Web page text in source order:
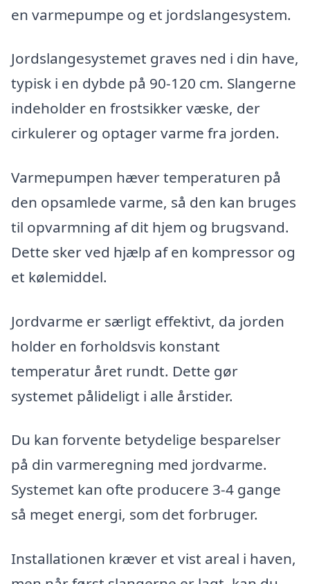
en varmepumpe og et jordslangesystem.
Jordslangesystemet graves ned i din have,
typisk i en dybde på 90-120 cm. Slangerne
indeholder en frostsikker væske, der
cirkulerer og optager varme fra jorden.
Varmepumpen hæver temperaturen på
den opsamlede varme, så den kan bruges
til opvarmning af dit hjem og brugsvand.
Dette sker ved hjælp af en kompressor og
et kølemiddel.
Jordvarme er særligt effektivt, da jorden
holder en forholdsvis konstant
temperatur året rundt. Dette gør
systemet pålideligt i alle årstider.
Du kan forvente betydelige besparelser
på din varmeregning med jordvarme.
Systemet kan ofte producere 3-4 gange
så meget energi, som det forbruger.
Installationen kræver et vist areal i haven,